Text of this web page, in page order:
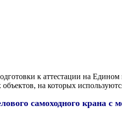
к аттестации на
на которых
самоходного крана с